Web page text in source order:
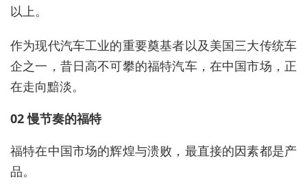
以上。
作为现代汽车工业的重要奠基者以及美国三大传统车
企之一，昔日高不可攀的福特汽车，在中国市场，正
在走向黯淡。
02 慢节奏的福特
福特在中国市场的辉煌与溃败，最直接的因素都是产
品。